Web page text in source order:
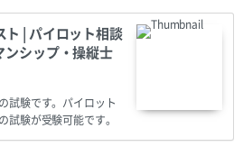
| パイロット相談
ンシップ・操縦士
試験です。パイロット
試験が受験可能です。